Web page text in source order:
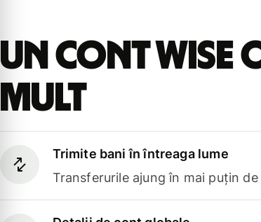
Un cont Wise
mult
Trimite bani în întreaga lume
Transferurile ajung în mai puțin